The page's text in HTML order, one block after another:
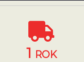
1 ROK